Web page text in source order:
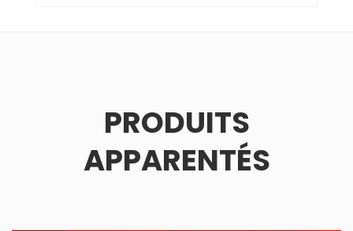
PRODUITS
APPARENTÉS